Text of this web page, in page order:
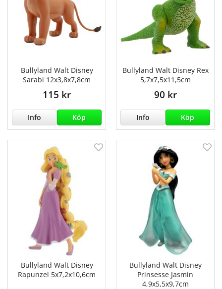
Bullyland Walt Disney
Sarabi 12x3,8x7,8cm
115 kr
Info Köp
Bullyland Walt Disney Rex
5,7x7,5x11,5cm
90 kr
Info Köp
Bullyland Walt Disney
Rapunzel 5x7,2x10,6cm
Bullyland Walt Disney
Prinsesse Jasmin
4,9x5,5x9,7cm